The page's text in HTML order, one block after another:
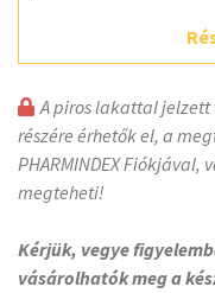
A piros lakattal
részére érhetők el, a
PHARMINDEX
megteheti!
Kérjük, vegye
vásárolhatók meg a